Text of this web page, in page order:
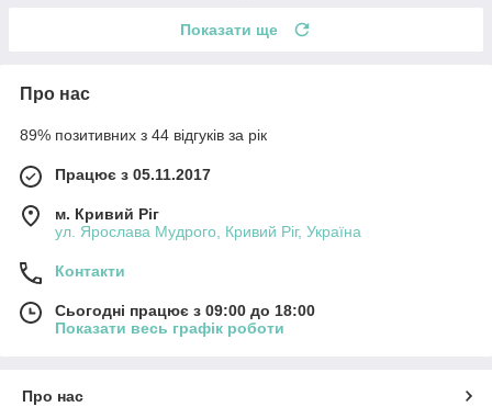
Показати ще
Про нас
89% позитивних з 44 відгуків за рік
Працює з 05.11.2017
м. Кривий Ріг
ул. Ярослава Мудрого, Кривий Ріг, Україна
Контакти
Сьогодні працює з 09:00 до 18:00
Показати весь графік роботи
Про нас